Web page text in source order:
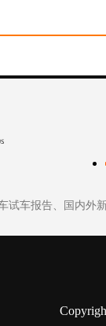
试车报告、国内外